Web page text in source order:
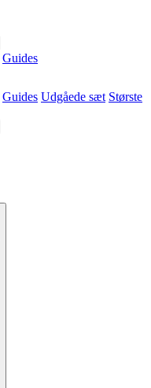
Guides
Guides Udgåede sæt Største